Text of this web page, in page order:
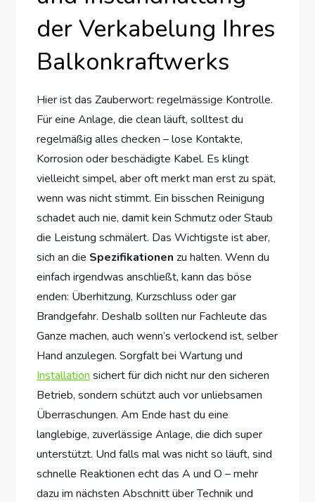
der Verkabelung Ihres
Balkonkraftwerks
Hier ist das Zauberwort: regelmässige Kontrolle.
Für eine Anlage, die clean läuft, solltest du
regelmäßig alles checken – lose Kontakte,
Korrosion oder beschädigte Kabel. Es klingt
vielleicht simpel, aber oft merkt man erst zu spät,
wenn was nicht stimmt. Ein bisschen Reinigung
schadet auch nie, damit kein Schmutz oder Staub
die Leistung schmälert. Das Wichtigste ist aber,
sich an die Spezifikationen zu halten. Wenn du
einfach irgendwas anschließt, kann das böse
enden: Überhitzung, Kurzschluss oder gar
Brandgefahr. Deshalb sollten nur Fachleute das
Ganze machen, auch wenn’s verlockend ist, selber
Hand anzulegen. Sorgfalt bei Wartung und
Installation sichert für dich nicht nur den sicheren
Betrieb, sondern schützt auch vor unliebsamen
Überraschungen. Am Ende hast du eine
langlebige, zuverlässige Anlage, die dich super
unterstützt. Und falls mal was nicht so läuft, sind
schnelle Reaktionen echt das A und O – mehr
dazu im nächsten Abschnitt über Technik und